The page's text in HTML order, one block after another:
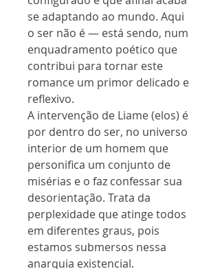
se adaptando ao mundo. Aqui
o ser não é — está sendo, num
enquadramento poético que
contribui para tornar este
romance um primor delicado e
reflexivo.
A intervenção de Liame (elos) é
por dentro do ser, no universo
interior de um homem que
personifica um conjunto de
misérias e o faz confessar sua
desorientação. Trata da
perplexidade que atinge todos
em diferentes graus, pois
estamos submersos nessa
anarquia existencial.